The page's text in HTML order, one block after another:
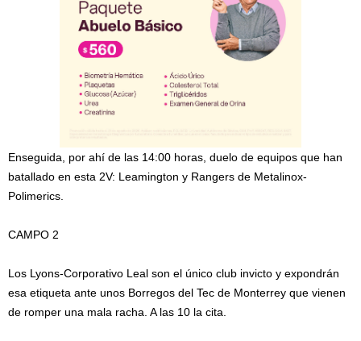
Enseguida, por ahí de las 14:00 horas, duelo de equipos que han
batallado en esta 2V: Leamington y Rangers de Metalinox-
Polimerics.
CAMPO 2
Los Lyons-Corporativo Leal son el único club invicto y expondrán
esa etiqueta ante unos Borregos del Tec de Monterrey que vienen
de romper una mala racha. A las 10 la cita.